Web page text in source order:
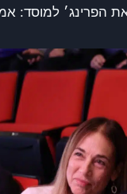
את הפרינג׳